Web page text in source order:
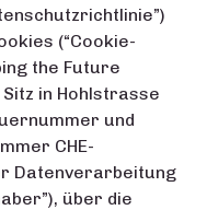
(“Cookie-
the Future
in Hohlstrasse
und
CHE-
Datenverarbeitung
über die